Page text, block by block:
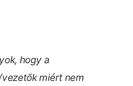
hogy a
miért nem